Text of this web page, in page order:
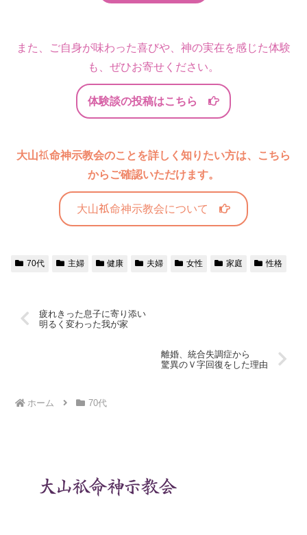
また、ご自身が味わった喜びや、神の実在を感じた体験
も、ぜひお寄せください。
体験談の投稿はこちら
大山
命神示教会のことを詳しく知りたい方は、こちら
からご確認いただけます。
大山 命神示教会について
70代 主婦 健康 夫婦 女性 家庭 性格
疲れきった息子に寄り添い
明るく変わった我が家
離婚、統合失調症から
驚異のＶ字回復をした理由
ホーム 70代